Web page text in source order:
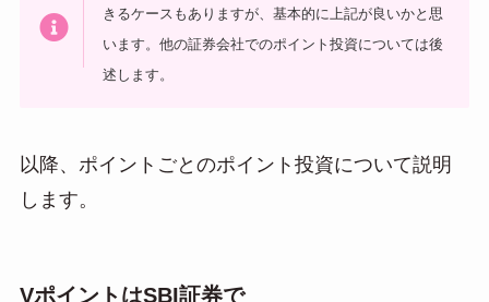
きるケースもありますが、基本的に上記が良いかと思
います。他の証券会社でのポイント投資については後
述します。
以降、ポイントごとのポイント投資について説明
します。
VポイントはSBI証券で